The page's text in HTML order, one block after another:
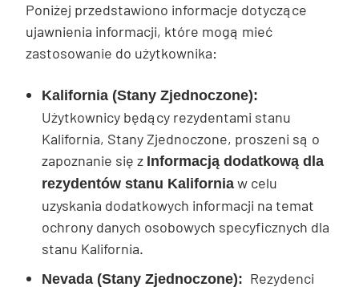
Poniżej przedstawiono informacje dotyczące
ujawnienia informacji, które mogą mieć
zastosowanie do użytkownika:
Kalifornia (Stany Zjednoczone):
Użytkownicy będący rezydentami stanu
Kalifornia, Stany Zjednoczone, proszeni są o
zapoznanie się z Informacją dodatkową dla
rezydentów stanu Kalifornia w celu
uzyskania dodatkowych informacji na temat
ochrony danych osobowych specyficznych dla
stanu Kalifornia.
Nevada (Stany Zjednoczone): Rezydenci